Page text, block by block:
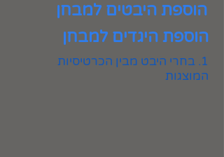
הוספת היבטים למבחן
הוספת היגדים למבחן
1. בחרי היבט מבין הכרטיסיות
המוצגות